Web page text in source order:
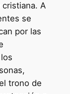
A
se
por las
trono de